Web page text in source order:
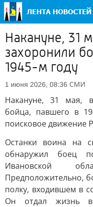
Накануне, 31
захоронили
1945-м году
1 июня 2026, 08:36 СМИ
Накануне, 31 мая,
бойца, павшего в
поисковое движение
Останки воина на
обнаружил боец
Ивановской
Предположительно,
полку, входившем в
Он отдал жизнь